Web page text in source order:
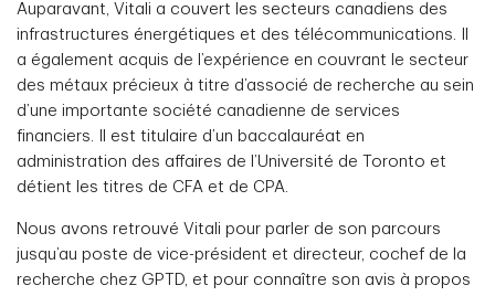
Auparavant, Vitali a couvert les secteurs canadiens des
infrastructures énergétiques et des télécommunications. Il
a également acquis de l’expérience en couvrant le secteur
des métaux précieux à titre d’associé de recherche au sein
d’une importante société canadienne de services
financiers. Il est titulaire d’un baccalauréat en
administration des affaires de l’Université de Toronto et
détient les titres de CFA et de CPA.
Nous avons retrouvé Vitali pour parler de son parcours
jusqu’au poste de vice-président et directeur, cochef de la
recherche chez GPTD, et pour connaître son avis à propos